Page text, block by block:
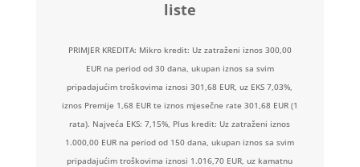
liste
PRIMJER KREDITA: Mikro kredit: Uz zatraženi iznos 300,00
EUR na period od 30 dana, ukupan iznos sa svim
pripadajućim troškovima iznosi 301,68 EUR, uz EKS 7,03%,
iznos Premije 1,68 EUR te iznos mjesečne rate 301,68 EUR (1
rata). Najveća EKS: 7,15%, Plus kredit: Uz zatraženi iznos
1.000,00 EUR na period od 150 dana, ukupan iznos sa svim
pripadajućim troškovima iznosi 1.016,70 EUR, uz kamatnu